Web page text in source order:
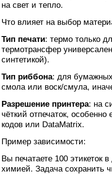
на свет и тепло.
Что влияет на выбор
Тип печати: термо только
термотрансфер
синтетикой).
Тип риббона: для бумажных
смола или воск/смула,
Разрешение принтера: на
чёткий отпечаток,
кодов или DataMatrix.
Пример зависимости:
Вы печатаете 100 этикеток
химией. Задача сохранить